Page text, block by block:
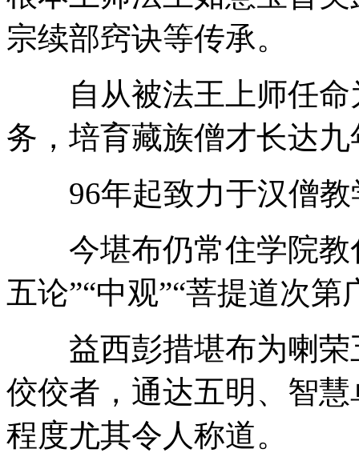
宗续部窍诀等传承。
自从被法王上师任命
务，培育藏族僧才长达九
96年起致力于汉僧教
今堪布仍常住学院教
五论”“中观”“菩提道次
益西彭措堪布为喇荣
佼佼者，通达五明、智
程度尤其令人称道。